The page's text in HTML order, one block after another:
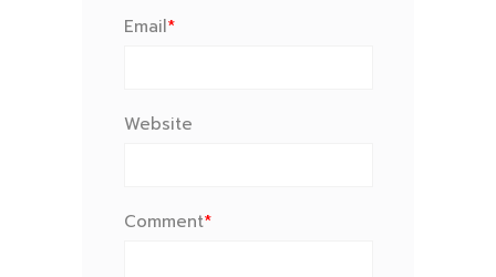
Email*
Website
Comment*